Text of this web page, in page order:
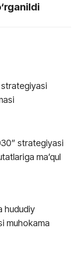
strategiyasi
maʼqul
hududiy
muhokama